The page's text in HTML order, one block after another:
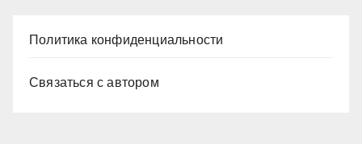
Политика конфиденциальности
Связаться с автором